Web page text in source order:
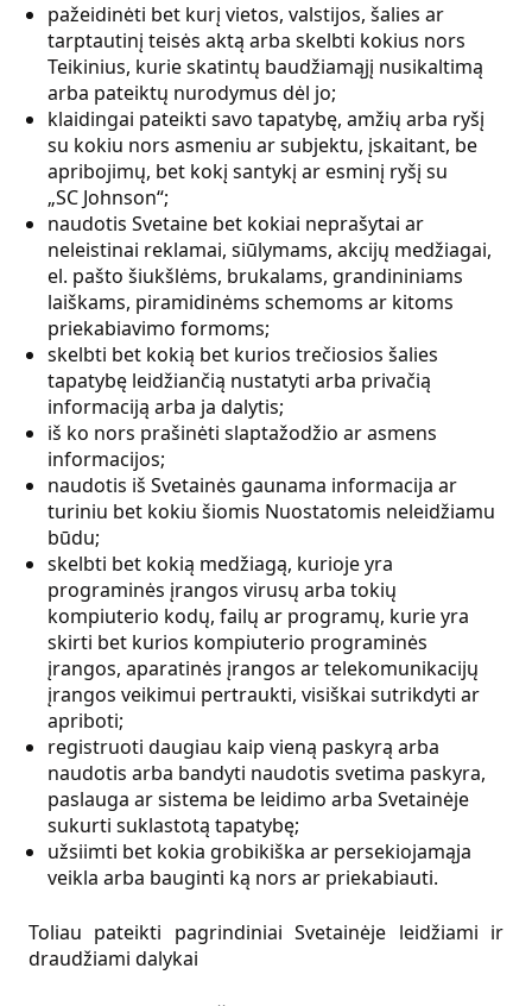
pažeidinėti bet kurį vietos, valstijos, šalies ar
tarptautinį teisės aktą arba skelbti kokius nors
Teikinius, kurie skatintų baudžiamąjį nusikaltimą
arba pateiktų nurodymus dėl jo;
klaidingai pateikti savo tapatybę, amžių arba ryšį
su kokiu nors asmeniu ar subjektu, įskaitant, be
apribojimų, bet kokį santykį ar esminį ryšį su
„SC Johnson“;
naudotis Svetaine bet kokiai neprašytai ar
neleistinai reklamai, siūlymams, akcijų medžiagai,
el. pašto šiukšlėms, brukalams, grandininiams
laiškams, piramidinėms schemoms ar kitoms
priekabiavimo formoms;
skelbti bet kokią bet kurios trečiosios šalies
tapatybę leidžiančią nustatyti arba privačią
informaciją arba ja dalytis;
iš ko nors prašinėti slaptažodžio ar asmens
informacijos;
naudotis iš Svetainės gaunama informacija ar
turiniu bet kokiu šiomis Nuostatomis neleidžiamu
būdu;
skelbti bet kokią medžiagą, kurioje yra
programinės įrangos virusų arba tokių
kompiuterio kodų, failų ar programų, kurie yra
skirti bet kurios kompiuterio programinės
įrangos, aparatinės įrangos ar telekomunikacijų
įrangos veikimui pertraukti, visiškai sutrikdyti ar
apriboti;
registruoti daugiau kaip vieną paskyrą arba
naudotis arba bandyti naudotis svetima paskyra,
paslauga ar sistema be leidimo arba Svetainėje
sukurti suklastotą tapatybę;
užsiimti bet kokia grobikiška ar persekiojamąja
veikla arba bauginti ką nors ar priekabiauti.
Toliau pateikti pagrindiniai Svetainėje leidžiami ir
draudžiami dalykai